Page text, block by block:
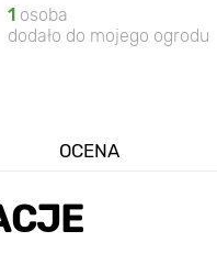
1 osoba
dodało do mojego ogrodu
OCENA